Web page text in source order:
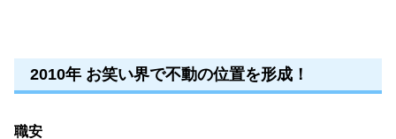
2010年 お笑い界で不動の位置を形成！
職安